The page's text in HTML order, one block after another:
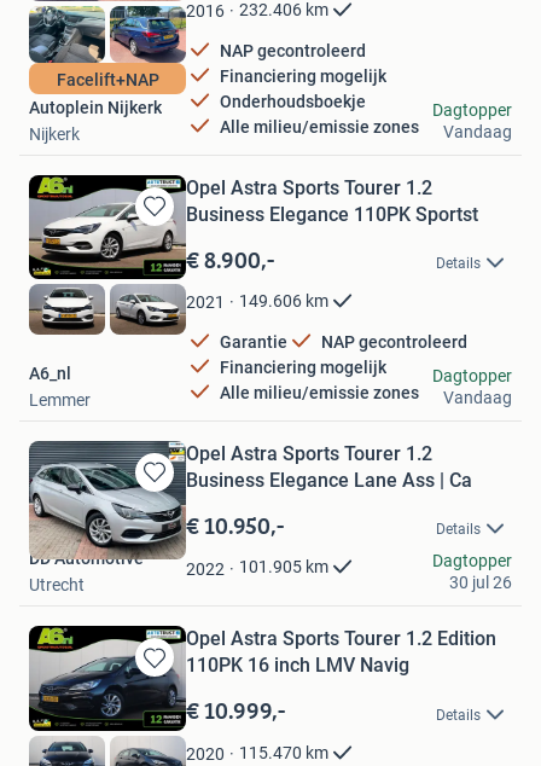
Facelift+NAP
2016 232.406 km
NAP gecontroleerd
Financiering mogelijk
Onderhoudsboekje
Alle milieu/emissie zones
Autoplein Nijkerk
Nijkerk
Dagtopper
Vandaag
Bewaren
in
Mijn
Favorieten
Opel Astra Sports Tourer 1.2
Business Elegance 110PK Sportst
€ 8.900,- Details
2021 149.606 km
Garantie
NAP gecontroleerd
Financiering mogelijk
Alle milieu/emissie zones
A6_nl
Lemmer
Dagtopper
Vandaag
Bewaren
in
Mijn
Favorieten
Opel Astra Sports Tourer 1.2
Business Elegance Lane Ass | Ca
€ 10.950,- Details
2022 101.905 km
DD Automotive
Utrecht
Dagtopper
30 jul 26
Bewaren
Mijn
Favorieten
Opel Astra Sports Tourer 1.2 Edition
110PK 16 inch LMV Navig
€ 10.999,- Details
2020 115.470 km